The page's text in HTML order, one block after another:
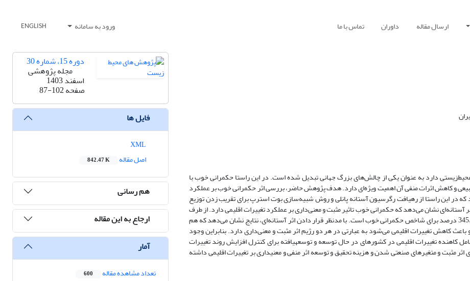
ارسال مقاله داوران تماس با ما ورود به سامانه ENGLISH
دارد به عنوان یکی از چالش‌های بزرگ جهانی تبدیل شده است. در این راستا حکمرانی خوب با
و کاهش اثرات منفی آن اهمیت ویژه‌ای دارد. هدف پژوهش حاضر، بررسی اثر حکمرانی خوب بر عملکرد
برای کشورهای منتخب طی بازه زمانی 2017 تا 2020 می‏باشد که در این راستا از رهیافت رگرسیون آستانه پانلی و روش ‌شبیه‌سازی بوت استرپ برای تقریب زدن توزیع
نشان می‌دهد که حکمرانی خوب تاثیر مثبت و معنی‌داری بر عملکرد تغییرات اقلیمی دارد. از طرف
دیگر، برآورد مدل اثر تصادفی آستانه‌ای، حاکی از وجود حد آستانه‌ای 345/60 درصد برای شاخص حکمرانی خوب است. با مدنظر قرار دادن اثر آستانه‌ای، نتایج نشان می‌دهد که هم
کاهش تغییرات اقلیمی می‌شود به عبارتی در هر دو رژیم اثر مثبت و معنی‌داری دارد. بنابراین وجود
کاهنده تغییرات اقلیمی در کشورهای در حال توسعه و توسعه‏یافته برای کنترل افزایش روند تغییرات
مثبت و متغیرهای صنعتی شدن و هزینه تحقیق و توسعه اثر منفی و معنی‏داری بر تغییرات اقلیمی داشته‏
دوره 15، شماره 30
مجله پژوهشی
اسفند 1403
صفحه87-102
فایل ها
اصل مقاله
842.47 K
هم رسانی
ارجاع به این مقاله
آمار
تعداد مشاهده مقاله 600